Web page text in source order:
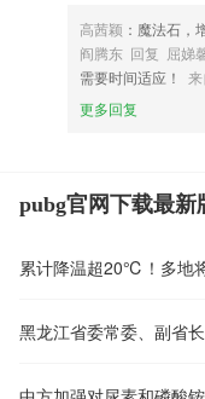
高茜颖 ：魔法石，
阎腾东 回复 屈娣
需要时间适应！
来
更多回复
pubg官网下载最新
黑龙江省委常委、副省